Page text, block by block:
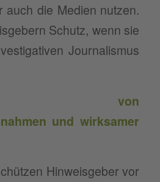
auch die Medien nutzen.
Schutz, wenn sie
Journalismus
von
und wirksamer
Hinweisgeber vor